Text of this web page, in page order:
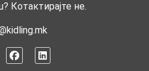
Котактирајте не.